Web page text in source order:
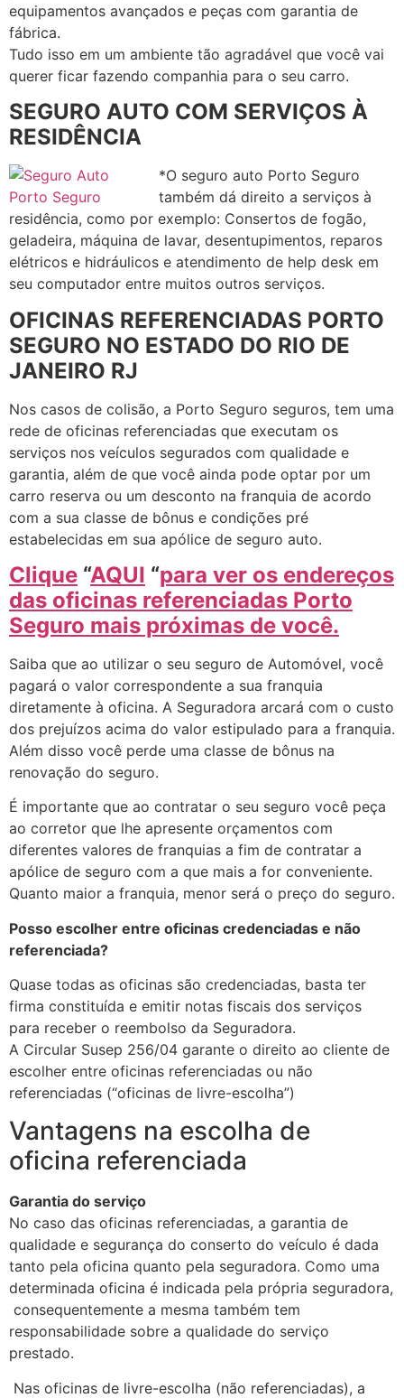
equipamentos avançados e peças com garantia de
fábrica.
Tudo isso em um ambiente tão agradável que você vai
querer ficar fazendo companhia para o seu carro.
SEGURO AUTO COM SERVIÇOS À
RESIDÊNCIA
*O seguro auto Porto Seguro
também dá direito a serviços à
residência, como por exemplo: Consertos de fogão,
geladeira, máquina de lavar, desentupimentos, reparos
elétricos e hidráulicos e atendimento de help desk em
seu computador entre muitos outros serviços.
OFICINAS REFERENCIADAS PORTO
SEGURO NO ESTADO DO RIO DE
JANEIRO RJ
Nos casos de colisão, a Porto Seguro seguros, tem uma
rede de oficinas referenciadas que executam os
serviços nos veículos segurados com qualidade e
garantia, além de que você ainda pode optar por um
carro reserva ou um desconto na franquia de acordo
com a sua classe de bônus e condições pré
estabelecidas em sua apólice de seguro auto.
Clique “AQUI “para ver os endereços
das oficinas referenciadas Porto
Seguro mais próximas de você.
Saiba que ao utilizar o seu seguro de Automóvel, você
pagará o valor correspondente a sua franquia
diretamente à oficina. A Seguradora arcará com o custo
dos prejuízos acima do valor estipulado para a franquia.
Além disso você perde uma classe de bônus na
renovação do seguro.
É importante que ao contratar o seu seguro você peça
ao corretor que lhe apresente orçamentos com
diferentes valores de franquias a fim de contratar a
apólice de seguro com a que mais a for conveniente.
Quanto maior a franquia, menor será o preço do seguro.
Posso escolher entre oficinas credenciadas e não
referenciada?
Quase todas as oficinas são credenciadas, basta ter
firma constituída e emitir notas fiscais dos serviços
para receber o reembolso da Seguradora.
A Circular Susep 256/04 garante o direito ao cliente de
escolher entre oficinas referenciadas ou não
referenciadas (“oficinas de livre-escolha”)
Vantagens na escolha de
oficina referenciada
Garantia do serviço
No caso das oficinas referenciadas, a garantia de
qualidade e segurança do conserto do veículo é dada
tanto pela oficina quanto pela seguradora. Como uma
determinada oficina é indicada pela própria seguradora,
consequentemente a mesma também tem
responsabilidade sobre a qualidade do serviço
prestado.
Nas oficinas de livre-escolha (não referenciadas), a